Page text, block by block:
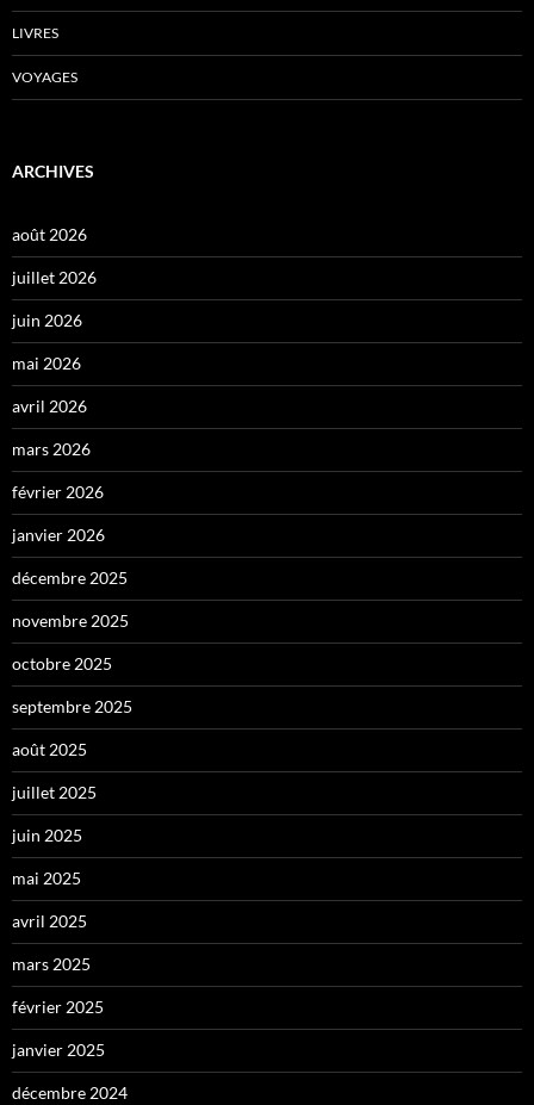
LIVRES
VOYAGES
ARCHIVES
août 2026
juillet 2026
juin 2026
mai 2026
avril 2026
mars 2026
février 2026
janvier 2026
décembre 2025
novembre 2025
octobre 2025
septembre 2025
août 2025
juillet 2025
juin 2025
mai 2025
avril 2025
mars 2025
février 2025
janvier 2025
décembre 2024